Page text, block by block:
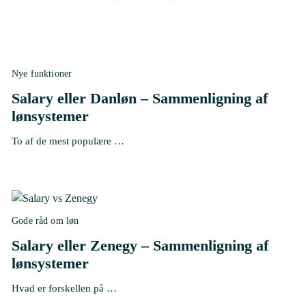
Nye funktioner
Salary eller Danløn – Sammenligning af
lønsystemer
To af de mest populære …
Gode råd om løn
Salary eller Zenegy – Sammenligning af
lønsystemer
Hvad er forskellen på …